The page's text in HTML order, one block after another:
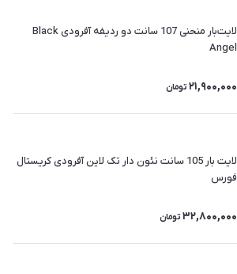
لایت‌بار منحنی 107 سانت دو ردیفه آفرودی Black
Angel
21,900,000 تومان
لایت بار 105 سانت نئون دار تک لاین آفرودی کریستال
فورس
32,800,000 تومان